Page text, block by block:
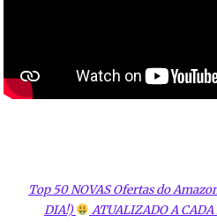
Top 50 NOVAS Ofertas do
DIA!)
ATUALIZADO A CADA